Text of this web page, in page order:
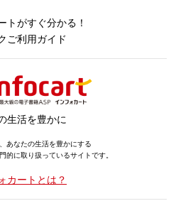
トがすぐ分かる！
ご利用ガイド
生活を豊かに
あなたの生活を豊かにする
的に取り扱っているサイトです。
カートとは？